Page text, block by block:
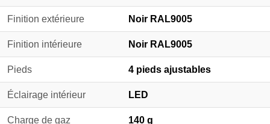
Finition extérieure Noir RAL9005
Finition intérieure Noir RAL9005
Pieds 4 pieds ajustables
Éclairage intérieur LED
Charge de gaz 140 g